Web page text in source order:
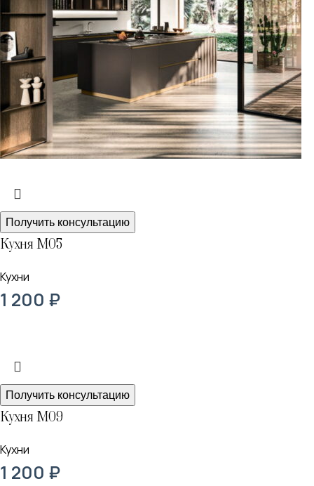
Получить консультацию
Кухня М05
Кухни
1 200 ₽
Получить консультацию
Кухня М09
Кухни
1 200 ₽